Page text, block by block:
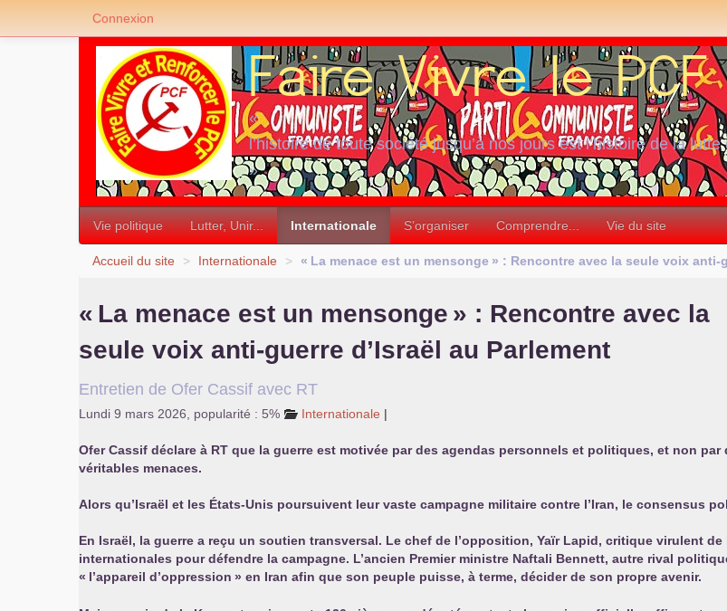
«
l’histoire de toute société jusqu’à nos jours est l’histoire de la
»
Vie politique Lutter, Unir... Internationale S’organiser Comprendre... Vie du site
Accueil du site > Internationale > « La menace est un mensonge » : Rencontre avec la seule voix anti-
« La menace est un mensonge » : Rencontre avec la
seule voix anti-guerre d’Israël au Parlement
Entretien de Ofer Cassif avec RT
Lundi 9 mars 2026 popularité : 5% Internationale |
Ofer Cassif déclare à RT que la guerre est motivée par des agendas personnels et politiques, et non par
véritables menaces.
Alors qu’Israël et les États-Unis poursuivent leur vaste campagne militaire contre l’Iran, le consensus
En Israël, la guerre a reçu un soutien transversal. Le chef de l’opposition, Yaïr Lapid, critique virulent
internationales pour défendre la campagne. L’ancien Premier ministre Naftali Bennett, autre rival
« l’appareil d’oppression » en Iran afin que son peuple puisse, à terme, décider de son propre avenir.
Connexion